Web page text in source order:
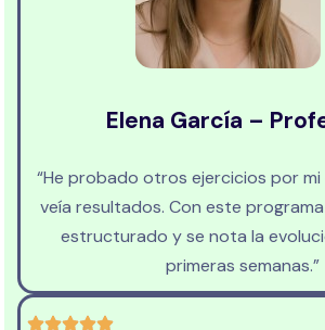
Elena García –
“He probado otros ejercicios por
veía resultados. Con este
estructurado y se nota la
primeras semanas.”